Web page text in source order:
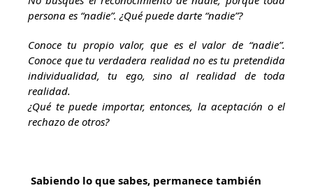
persona es “nadie”. ¿Qué puede darte “nadie”?
Conoce tu propio valor, que es el valor de “nadie”.
Conoce que tu verdadera realidad no es tu pretendida
individualidad, tu ego, sino al realidad de toda
realidad.
¿Qué te puede importar, entonces, la aceptación o el
rechazo de otros?
Sabiendo lo que sabes, permanece también